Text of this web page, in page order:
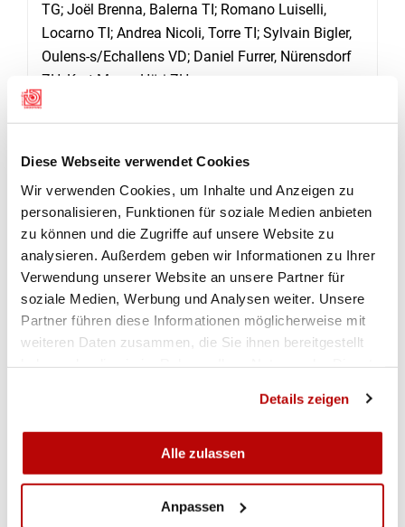
Diese Webseite verwendet Cookies
Wir verwenden Cookies, um Inhalte und Anzeigen zu
personalisieren, Funktionen für soziale Medien anbieten
zu können und die Zugriffe auf unsere Website zu
analysieren. Außerdem geben wir Informationen zu Ihrer
Verwendung unserer Website an unsere Partner für
soziale Medien, Werbung und Analysen weiter. Unsere
Partner führen diese Informationen möglicherweise mit
weiteren Daten zusammen, die Sie ihnen bereitgestellt
Details zeigen
Alle zulassen
Anpassen
TG; Joël Brenna, Balerna TI; Romano Luiselli,
Locarno TI; Andrea Nicoli, Torre TI; Sylvain Bigler,
Oulens-s/Echallens VD; Daniel Furrer, Nürensdorf
ZH; Kurt Maag, Höri ZH.
Schmid, Bözberg AG; René Thut, Aarau AG; Lukas
Fröhlich, Schüpbach BE; Thomas Huggler,
Münsingen BE; Andres Sommer, Wasen BE;
Hannes Stauffer, Wichtrach BE; Dominik Joel
Stettler, Grosshöchstetten BE; Manfred Kocher,
Eptingen BL; Sepp Kost, Engelberg OW; Damian
Thomann, Bad Ragaz SG; Thomas Stürchler,
Büren SO; Christophe Broutin, Schönenberg ZH;
Alex Fröhlich, Zürich ZH; Sven Gröble, Maur ZH;
Oberhasli ZH; Martin Spiess, Wetzikon ZH; Andy
Bei den Maximalresultaten stehen die Meldungen
aus FR und VS-d noch aus. (Stand 31.5.2026)